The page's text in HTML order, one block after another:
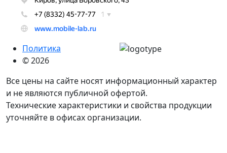
Политика
© 2026
Все цены на сайте носят информационный характер
и не являются публичной офертой.
Технические характеристики и свойства продукции
уточняйте в офисах организации.